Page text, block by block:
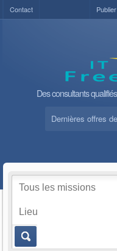
Contact
Des consultants
Dernières offres